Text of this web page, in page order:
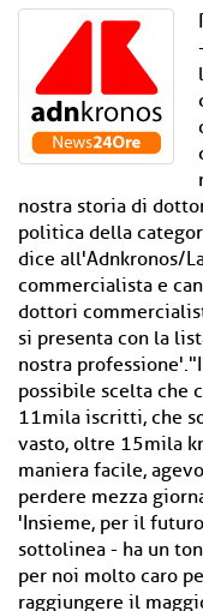
nostra storia di
politica della
dice all'Adnkronos/
commercialista e
dottori
si presenta con la
nostra
possibile scelta che
11mila iscritti, che
vasto, oltre 15mila
maniera facile,
perdere mezza
'Insieme, per il
sottolinea - ha un
per noi molto caro
raggiungere il